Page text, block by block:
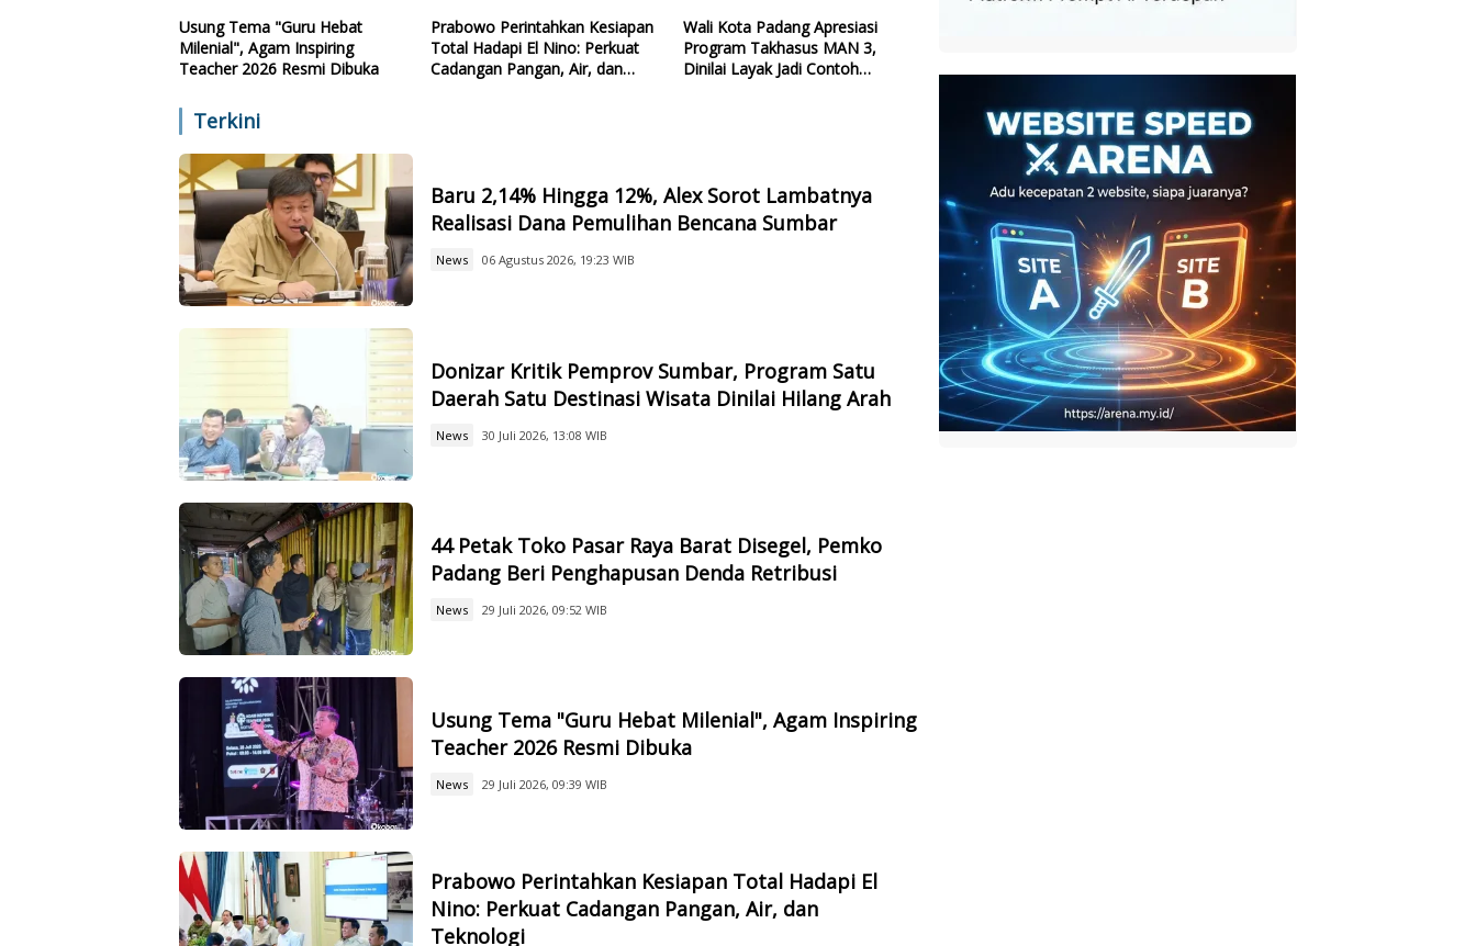
Usung Tema "Guru Hebat
Milenial", Agam Inspiring
Teacher 2026 Resmi Dibuka
Prabowo Perintahkan Kesiapan
Total Hadapi El Nino: Perkuat
Cadangan Pangan, Air, dan
Wali Kota Padang Apresiasi
Program Takhasus MAN 3,
Dinilai Layak Jadi Contoh
Terkini
Baru 2,14% Hingga 12%, Alex Sorot Lambatnya
Realisasi Dana Pemulihan Bencana Sumbar
News 06 Agustus 2026, 19:23 WIB
Donizar Kritik Pemprov Sumbar, Program Satu
Daerah Satu Destinasi Wisata Dinilai Hilang Arah
News 30 Juli 2026, 13:08 WIB
44 Petak Toko Pasar Raya Barat Disegel, Pemko
Padang Beri Penghapusan Denda Retribusi
News 29 Juli 2026, 09:52 WIB
Usung Tema "Guru Hebat Milenial", Agam Inspiring
Teacher 2026 Resmi Dibuka
News 29 Juli 2026, 09:39 WIB
Prabowo Perintahkan Kesiapan Total Hadapi El
Nino: Perkuat Cadangan Pangan, Air, dan
Teknologi